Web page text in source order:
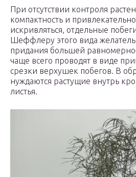
При отсутствии контроля
компактность и
искривляться, отдельные
Шеффлеру этого вида
придания большей
чаще всего проводят в виде
срезки верхушек побегов. В
нуждаются растущие внутрь
листья.